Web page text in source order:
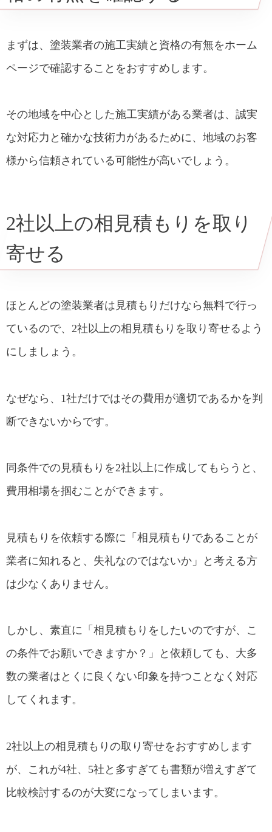
まずは、塗装業者の施工実績と資格の有無をホーム
ページで確認することをおすすめします。
その地域を中心とした施工実績がある業者は、誠実
な対応力と確かな技術力があるために、地域のお客
様から信頼されている可能性が高いでしょう。
2社以上の相見積もりを取り
寄せる
ほとんどの塗装業者は見積もりだけなら無料で行っ
ているので、2社以上の相見積もりを取り寄せるよう
にしましょう。
なぜなら、1社だけではその費用が適切であるかを判
断できないからです。
同条件での見積もりを2社以上に作成してもらうと、
費用相場を掴むことができます。
見積もりを依頼する際に「相見積もりであることが
業者に知れると、失礼なのではないか」と考える方
は少なくありません。
しかし、素直に「相見積もりをしたいのですが、こ
の条件でお願いできますか？」と依頼しても、大多
数の業者はとくに良くない印象を持つことなく対応
してくれます。
2社以上の相見積もりの取り寄せをおすすめします
が、これが4社、5社と多すぎても書類が増えすぎて
比較検討するのが大変になってしまいます。